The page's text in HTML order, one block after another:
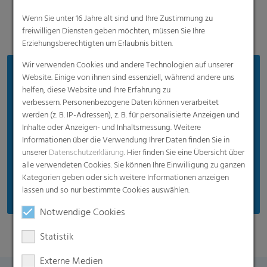
Vorteile
Ausgezeichnete Anti-Staub-Eigenschaften und
hohe Lichtdurchlässigkeit
Leichte und schnelle Reinigung durch glatte
Folienoberfläche
UV blockierend / UV regelmäßig / UV offen sind
auf Anfrage erhältlich
Wenn Sie unter 16 Jahre alt sind und Ihre Zustimmung zu
freiwilligen Diensten geben möchten, müssen Sie Ihre
Erziehungsberechtigten um Erlaubnis bitten.
Wir verwenden Cookies und andere Technologien auf unserer
Website. Einige von ihnen sind essenziell, während andere uns
helfen, diese Website und Ihre Erfahrung zu
verbessern. Personenbezogene Daten können verarbeitet
werden (z. B. IP-Adressen), z. B. für personalisierte Anzeigen und
Inhalte oder Anzeigen- und Inhaltsmessung. Weitere
Informationen über die Verwendung Ihrer Daten finden Sie in
unsererDatenschutzerklärung. Hier finden Sie eine Übersicht über
alle verwendeten Cookies. Sie können Ihre Einwilligung zu ganzen
Kategorien geben oder sich weitere Informationen anzeigen
lassen und so nur bestimmte Cookies auswählen.
Notwendige Cookies
Statistik
Externe Medien